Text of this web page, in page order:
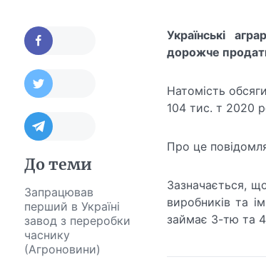
До теми
Запрацював
перший в Україні
завод з переробки
часнику
(Агроновини)
Українські
дорожче
Натомість
104 тис. т 2020
Про це
Зазначається,
виробників та
займає 3-тю та 4-